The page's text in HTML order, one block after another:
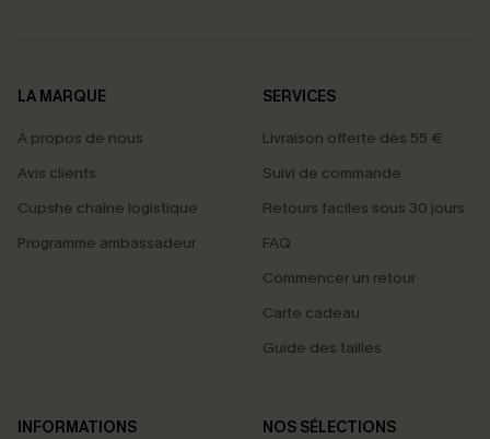
LA MARQUE
À propos de nous
Avis clients
Cupshe chaîne logistique
Programme ambassadeur
SERVICES
Livraison offerte dès 55 €
Suivi de commande
Retours faciles sous 30 jours
FAQ
Commencer un retour
Carte cadeau
Guide des tailles
INFORMATIONS
NOS SÉLECTIONS
PROFITEZ DE -15%